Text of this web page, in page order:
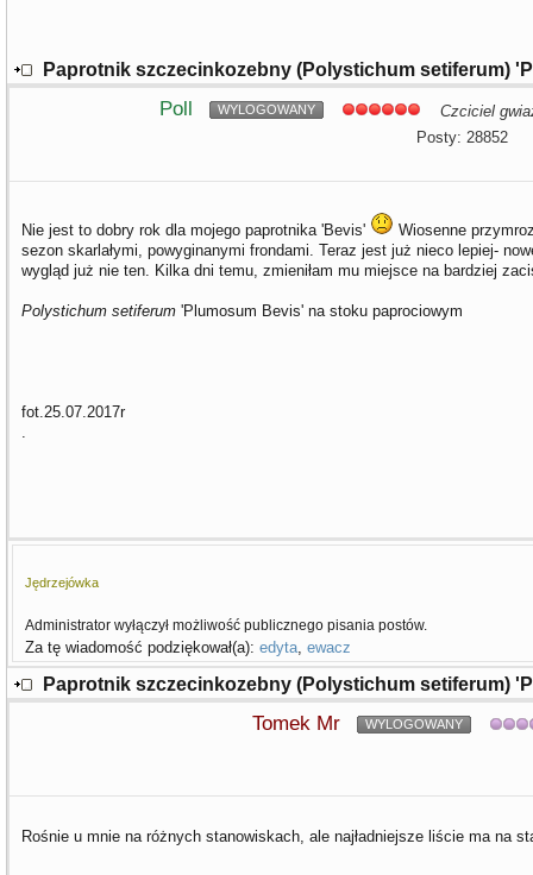
Paprotnik szczecinkozebny (Polystichum setiferum)
Poll WYLOGOWANY
Czciciel
Posty: 28852
Nie jest to dobry rok dla mojego paprotnika 'Bevis'
Wiosenne
sezon skarlałymi, powyginanymi frondami. Teraz jest już nieco lepiej-
wygląd już nie ten. Kilka dni temu, zmieniłam mu miejsce na bardziej
Polystichum setiferum 'Plumosum Bevis' na stoku paprociowym
fot.25.07.2017r
.
Jędrzejówka
Administrator wyłączył możliwość publicznego pisania postów.
Za tę wiadomość podziękował(a): edyta, ewacz
Paprotnik szczecinkozebny (Polystichum setiferum)
Tomek Mr WYLOGOWANY
Rośnie u mnie na różnych stanowiskach, ale najładniejsze liście ma na